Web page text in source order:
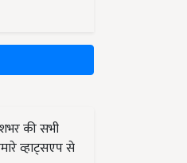
की सभी
व्हाट्सएप से